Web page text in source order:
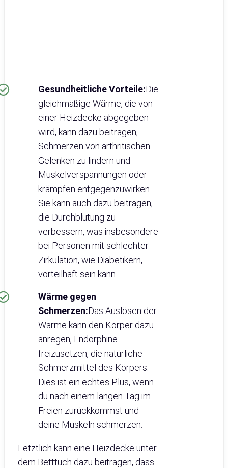
Gesundheitliche Vorteile:Die
gleichmäßige Wärme, die von
einer Heizdecke abgegeben
wird, kann dazu beitragen,
Schmerzen von arthritischen
Gelenken zu lindern und
Muskelverspannungen oder -
krämpfen entgegenzuwirken.
Sie kann auch dazu beitragen,
die Durchblutung zu
verbessern, was insbesondere
bei Personen mit schlechter
Zirkulation, wie Diabetikern,
vorteilhaft sein kann.
Wärme gegen
Schmerzen:Das Auslösen der
Wärme kann den Körper dazu
anregen, Endorphine
freizusetzen, die natürliche
Schmerzmittel des Körpers.
Dies ist ein echtes Plus, wenn
du nach einem langen Tag im
Freien zurückkommst und
deine Muskeln schmerzen.
Letztlich kann eine Heizdecke unter
dem Betttuch dazu beitragen, dass